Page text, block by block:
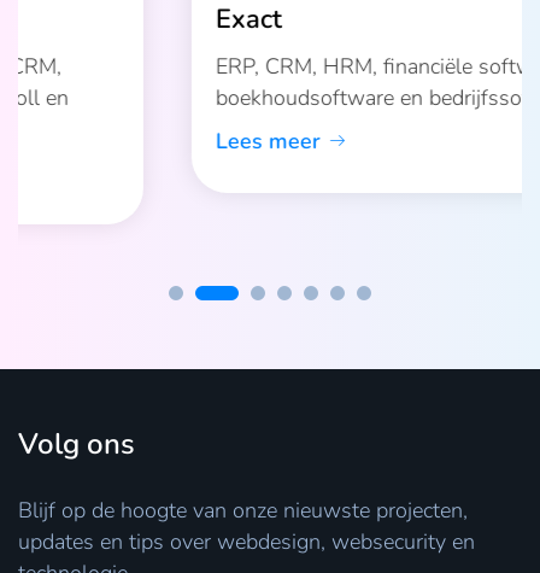
ERP, CRM, HRM, financiële software,
boekhoudsoftware en bedrijfssoftware.
Volg ons
Blijf op de hoogte van onze nieuwste projecten,
updates en tips over webdesign, websecurity en